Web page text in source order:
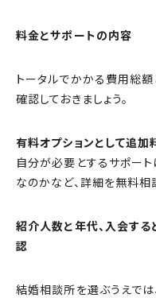
料金とサポートの内容
トータルでかかる費用総
確認しておきましょう。
有料オプションとして追加
自分が必要とするサポー
なのかなど、詳細を無料相
紹介人数と年代、入会す
認
結婚相談所を選ぶうえで